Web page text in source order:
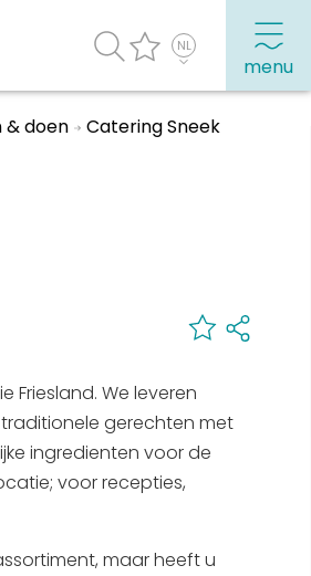
menu
Escapegame Sneek
routes
& doen Catering Sneek
We leveren
gerechten met
ingredienten voor de
voor recepties,
maar heeft u